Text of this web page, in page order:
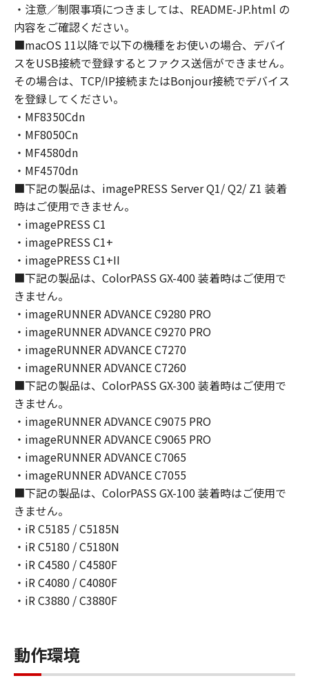
２．制限
(1) お客様は、再使用許諾、譲渡、販売、頒
布、リースもしくは貸与その他の方法により、
第三者に「本ソフトウェア」を使用させること
はできません。
(2) お客様は、「本ソフトウェア」の全部また
は一部を修正、改変、逆コンパイル、逆アセン
ブル、その他リバースエンジニアリング等する
ことはできません。また第三者にこのような行
為をさせてはなりません。
３．著作権表示
お客様は、「本ソフトウェア」に含まれるキヤ
ノンまたはキヤノンのライセンサーの著作権表
示を変更し、除去しもしくは削除してはなりま
せん。
４．所有権
「本ソフトウェア」に係る権原および所有権
は、その内容によりキヤノンまたはキヤノンの
ライセンサーに帰属します。
５．輸出
お客様は、日本国政府または関連する外国政府
より必要な許可等を得ることなしに、「本ソフ
トウェア」の全部または一部を、直接または間
接に輸出してはなりません。
６．サポートおよびアップデート
キヤノン、キヤノンの子会社、関係会社、それ
らの販売代理店および販売店、並びにキヤノン
のライセンサーは、お客様による「本ソフトウ
ェア」の使用を支援すること、および「本ソフ
トウェア」に対してアップデート、バグの修正
あるいはサポートを行うことについて、いかな
る責任も負うものではありません。
状態で使用許諾されます。キヤノン、キヤノン
のライセンサー、キヤノンの子会社、キヤノン
・注意／制限事項につきましては、README-JP.html の
内容をご確認ください。
■macOS 11以降で以下の機種をお使いの場合、デバイ
スをUSB接続で登録するとファクス送信ができません。
その場合は、TCP/IP接続またはBonjour接続でデバイス
を登録してください。
・MF8350Cdn
・MF8050Cn
・MF4580dn
・MF4570dn
■下記の製品は、imagePRESS Server Q1/ Q2/ Z1 装着
時はご使用できません。
・imagePRESS C1
・imagePRESS C1+
・imagePRESS C1+II
■下記の製品は、ColorPASS GX-400 装着時はご使用で
きません。
・imageRUNNER ADVANCE C9280 PRO
・imageRUNNER ADVANCE C9270 PRO
・imageRUNNER ADVANCE C7270
・imageRUNNER ADVANCE C7260
■下記の製品は、ColorPASS GX-300 装着時はご使用で
きません。
・imageRUNNER ADVANCE C9075 PRO
・imageRUNNER ADVANCE C9065 PRO
・imageRUNNER ADVANCE C7065
・imageRUNNER ADVANCE C7055
■下記の製品は、ColorPASS GX-100 装着時はご使用で
きません。
・iR C5185 / C5185N
・iR C5180 / C5180N
・iR C4580 / C4580F
・iR C4080 / C4080F
・iR C3880 / C3880F
動作環境